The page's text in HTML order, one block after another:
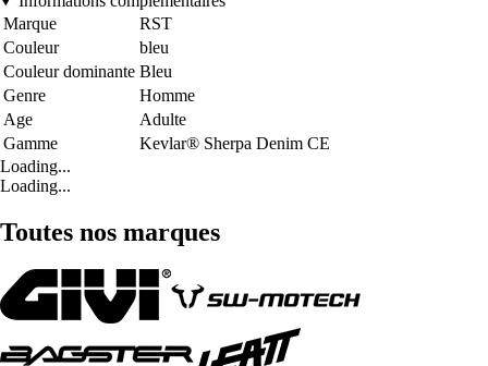
Marque
RST
Couleur
bleu
Couleur dominante Bleu
Genre
Homme
Age
Adulte
Gamme
Kevlar® Sherpa Denim CE
Loading...
Loading...
Toutes nos marques